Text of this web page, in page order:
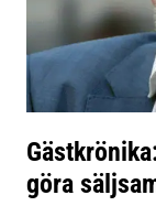
göra